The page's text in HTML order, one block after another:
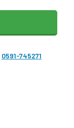
0591-745271